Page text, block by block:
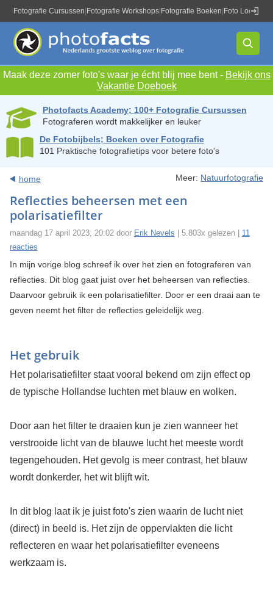
Fotografie Cursussen Fotografie Workshops Fotografie Boeken Foto Locaties
Maak deze zomer foto's waar je écht blij mee bent - Bekijk ons
Vakantie Doeboek
Photofacts Academy; 100+ Fotografie Cursussen
Fotograferen wordt makkelijker en leuker
De Fotobijbels; Boeken over Fotografie
101 Praktische fotografietips voor betere foto's
home Meer: Natuurfotografie
Reflecties beheersen met een
polarisatiefilter
maandag 17 april 2023, 20:02 door Erik Nevels | 5.803x gelezen | 11
reacties
In mijn vorige blog schreef ik over het zien en fotograferen van
reflecties. Dit blog gaat juist over het beheersen van reflecties.
Daarvoor gebruik ik een polarisatiefilter. Door er een draai aan te
geven neemt het filter de reflecties geleidelijk weg.
Het gebruik
Het polarisatiefilter staat vooral bekend om zijn effect op
de typische Hollandse luchten met blauw en wolken.
Door aan het filter te draaien kun je zien wanneer het
verstrooide licht van de blauwe lucht het meeste wordt
tegengehouden. Het gevolg is meer contrast, het blauw
wordt donkerder, het wit blijft wit.
In dit blog laat ik je juist foto's zien waarin de lucht niet
(direct) in beeld is. Het zijn de oppervlakten die licht
reflecteren en waar het polarisatiefilter eveneens
werkzaam is.